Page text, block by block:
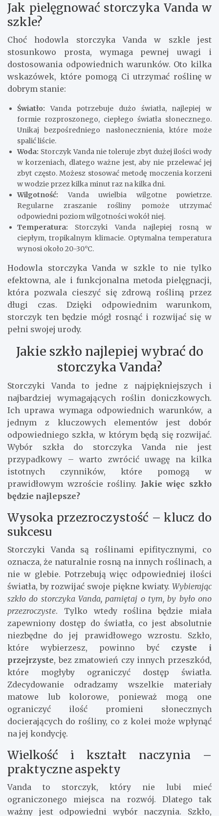
Jak pielęgnować storczyka Vanda w
szkle?
Choć hodowla storczyka Vanda w szkle jest
stosunkowo prosta, wymaga pewnej uwagi i
dostosowania odpowiednich warunków. Oto kilka
wskazówek, które pomogą Ci utrzymać roślinę w
dobrym stanie:
Światło: Vanda potrzebuje dużo światła, najlepiej w
formie rozproszonego, ciepłego światła słonecznego.
Unikaj bezpośredniego nasłonecznienia, które może
spalić liście.
Woda: Storczyk Vanda nie toleruje zbyt dużej ilości wody
w korzeniach, dlatego ważne jest, aby nie przelewać jej
zbyt często. Możesz stosować metodę moczenia korzeni
w wodzie przez kilka minut raz na kilka dni.
Wilgotność: Vanda uwielbia wilgotne powietrze.
Regularne zraszanie rośliny pomoże utrzymać
odpowiedni poziom wilgotności wokół niej.
Temperatura: Storczyki Vanda najlepiej rosną w
ciepłym, tropikalnym klimacie. Optymalna temperatura
wynosi około 20-30°C.
Hodowla storczyka Vanda w szkle to nie tylko
efektowna, ale i funkcjonalna metoda pielęgnacji,
która pozwala cieszyć się zdrową rośliną przez
długi czas. Dzięki odpowiednim warunkom,
storczyk ten będzie mógł rosnąć i rozwijać się w
pełni swojej urody.
Jakie szkło najlepiej wybrać do
storczyka Vanda?
Storczyki Vanda to jedne z najpiękniejszych i
najbardziej wymagających roślin doniczkowych.
Ich uprawa wymaga odpowiednich warunków, a
jednym z kluczowych elementów jest dobór
odpowiedniego szkła, w którym będą się rozwijać.
Wybór szkła do storczyka Vanda nie jest
przypadkowy – warto zwrócić uwagę na kilka
istotnych czynników, które pomogą w
prawidłowym wzroście rośliny. Jakie więc szkło
będzie najlepsze?
Wysoka przezroczystość – klucz do
sukcesu
Storczyki Vanda są roślinami epifitycznymi, co
oznacza, że naturalnie rosną na innych roślinach, a
nie w glebie. Potrzebują więc odpowiedniej ilości
światła, by rozwijać swoje piękne kwiaty. Wybierając
szkło do storczyka Vanda, pamiętaj o tym, by było ono
przezroczyste. Tylko wtedy roślina będzie miała
zapewniony dostęp do światła, co jest absolutnie
niezbędne do jej prawidłowego wzrostu. Szkło,
które wybierzesz, powinno być czyste i
przejrzyste, bez zmatowień czy innych przeszkód,
które mogłyby ograniczyć dostęp światła.
Zdecydowanie odradzamy wszelkie materiały
matowe lub kolorowe, ponieważ mogą one
ograniczyć ilość promieni słonecznych
docierających do rośliny, co z kolei może wpłynąć
na jej kondycję.
Wielkość i kształt naczynia –
praktyczne aspekty
Vanda to storczyk, który nie lubi mieć
ograniczonego miejsca na rozwój. Dlatego tak
ważny jest odpowiedni wybór naczynia. Szkło,